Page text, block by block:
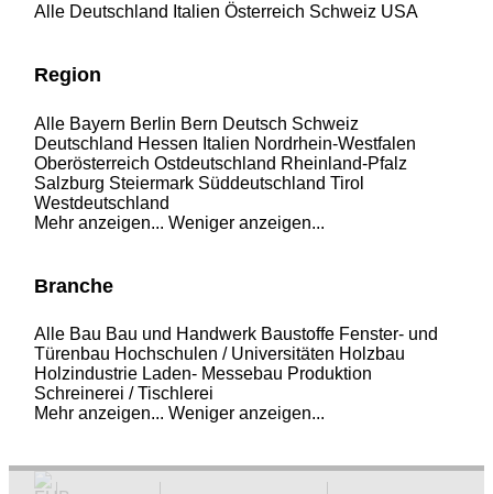
Alle Deutschland Italien Österreich Schweiz USA
Region
Alle Bayern Berlin Bern Deutsch Schweiz
Deutschland Hessen Italien Nordrhein-Westfalen
Oberösterreich Ostdeutschland Rheinland-Pfalz
Salzburg Steiermark Süddeutschland Tirol
Westdeutschland
Mehr anzeigen... Weniger anzeigen...
Branche
Alle Bau Bau und Handwerk Baustoffe Fenster- und
Türenbau Hochschulen / Universitäten Holzbau
Holzindustrie Laden- Messebau Produktion
Schreinerei / Tischlerei
Mehr anzeigen... Weniger anzeigen...